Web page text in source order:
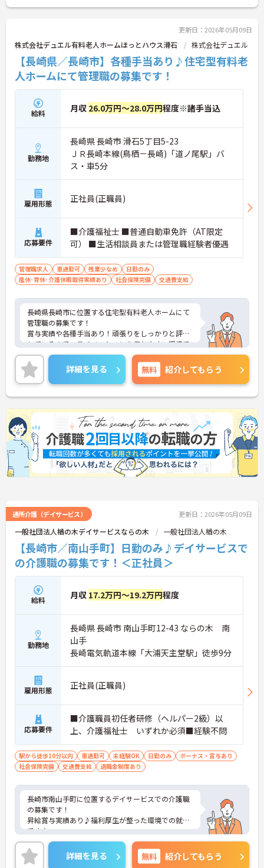
更新日：2026年05月09日
株式会社デュエル有料老人ホームほっとハウス滑石 株式会社デュエル
【長崎県／長崎市】各種手当あり♪住宅型有料老
人ホームにて管理職の募集です！
給料 月収 26.0万円～28.0万円程度※諸手当込
勤務地
長崎県 長崎市 滑石5丁目5-23
ＪＲ長崎本線(鳥栖－長崎)「道ノ尾駅」バ
ス・車5分
雇用形態 正社員(正職員)
応募要件
■介護福祉士 ■普通自動車免許（AT限定
可） ■生活相談員または管理職経験者優遇
管理職求人 車通勤可 残業少なめ
日勤のみ
産休･育休･介護休暇取得実績あり
社会保険完備 交通費支給
長崎県長崎市に位置する住宅型有料老人ホームにて
管理職の募集です！
賞与実績や各種手当あり！頑張りをしっかりと評価
しているので、モチベーションを保ちやすい環境で
す♪
育児休暇制度がありますので、ライフステージに応
じて長くお仕事を続けていくことができます◎
ご興味のある方は、マイナビ介護職までお問い合わ
せください。
詳細を見る 無料 紹介してもらう
通所介護（デイサービス） 更新日：2026年05月09日
一般社団法人楢の木デイサービスならの木 一般社団法人楢の木
【長崎市／南山手町】日勤のみ♪デイサービスで
の介護職の募集です！＜正社員＞
給料 月収 17.2万円～19.2万円程度
勤務地
長崎県 長崎市 南山手町12-43 ならの木 南
山手
長崎電気軌道本線「大浦天主堂駅」徒歩9分
雇用形態 正社員(正職員)
応募要件
■介護職員初任者研修（ヘルパー2級）以
上、介護福祉士 いずれか必須■経験不問
駅から徒歩10分以内 車通勤可 未経験OK 日勤のみ
ボーナス・賞与あり
社会保険完備
交通費支給 退職金制度あり
長崎市南山手町に位置するデイサービスでの介護職
の募集です！
昇給賞与実績あり♪福利厚生が整った環境での就業
です♪
ご興味のある方には、詳しく面接ポイント等お伝え
させていただきますので、お気軽にご相談くださ
い。
詳細を見る 無料 紹介してもらう